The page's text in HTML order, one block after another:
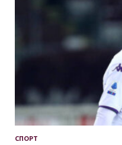
СПОРТ